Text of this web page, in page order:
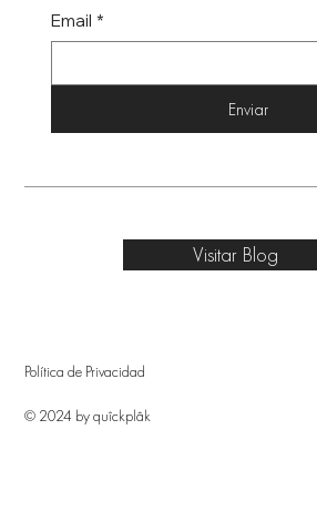
Email *
Enviar
Política de Privacidad
© 2024 by quîckplâk
Visitar Blog